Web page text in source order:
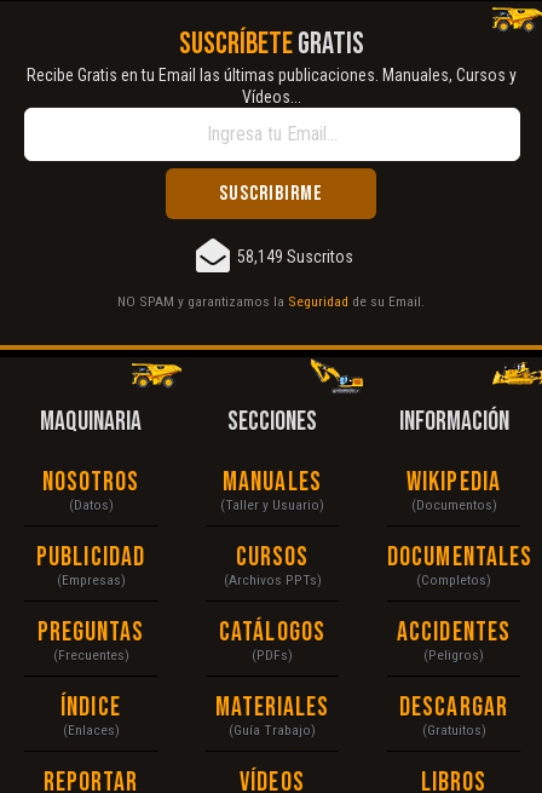
SUSCRÍBETEGRATIS
Recibe Gratis en tu Email las últimas publicaciones. Manuales, Cursos y
Vídeos...
58,149 Suscritos
NO SPAM y garantizamos la Seguridad de su Email.
MAQUINARIA
Nosotros
(Datos)
Publicidad
(Empresas)
Preguntas
(Frecuentes)
Índice
(Enlaces)
Reportar
SECCIONES
Manuales
(Taller y Usuario)
Cursos
(Archivos PPTs)
Catálogos
(PDFs)
Materiales
(Guía Trabajo)
Vídeos
INFORMACIÓN
Wikipedia
(Documentos)
Documentales
(Completos)
Accidentes
(Peligros)
Descargar
(Gratuitos)
Libros